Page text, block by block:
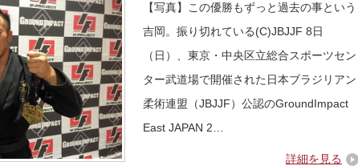
【写真】この優勝もずっと過去の事という
吉岡。振り切れている(C)JBJJF 8日
（日）、東京・中央区立総合スポーツセン
ター武道場で開催された日本ブラジリアン
柔術連盟（JBJJF）公認のGroundImpact
East JAPAN 2…
詳細を見る